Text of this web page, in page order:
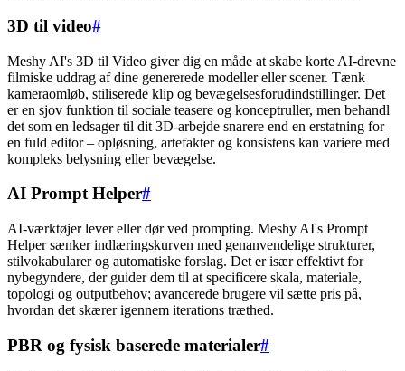
3D til video#
Meshy AI's 3D til Video giver dig en måde at skabe korte AI-drevne
filmiske uddrag af dine genererede modeller eller scener. Tænk
kameraomløb, stiliserede klip og bevægelsesforudindstillinger. Det
er en sjov funktion til sociale teasere og konceptruller, men behandl
det som en ledsager til dit 3D-arbejde snarere end en erstatning for
en fuld editor – opløsning, artefakter og konsistens kan variere med
kompleks belysning eller bevægelse.
AI Prompt Helper#
AI-værktøjer lever eller dør ved prompting. Meshy AI's Prompt
Helper sænker indlæringskurven med genanvendelige strukturer,
stilvokabularer og automatiske forslag. Det er især effektivt for
nybegyndere, der guider dem til at specificere skala, materiale,
topologi og outputbehov; avancerede brugere vil sætte pris på,
hvordan det skærer igennem iterations træthed.
PBR og fysisk baserede materialer#